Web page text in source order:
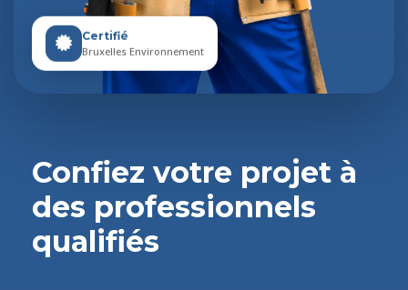
Certifié
Bruxelles Environnement
Confiez votre projet à
des professionnels
qualifiés